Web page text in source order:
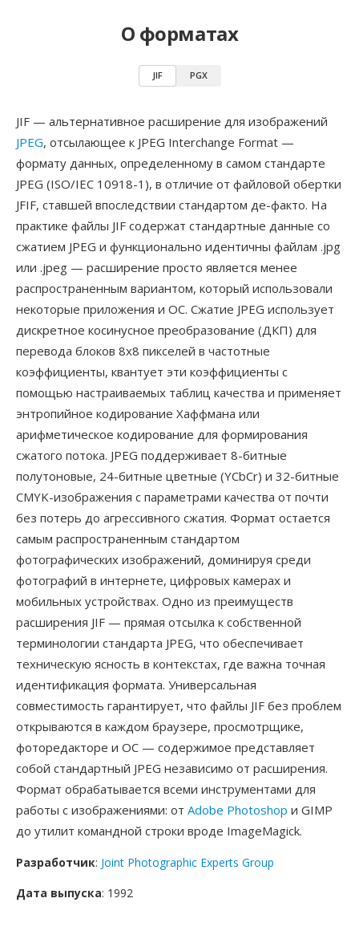
О форматах
JIF PGX
JIF — альтернативное расширение для изображений
JPEG, отсылающее к JPEG Interchange Format —
формату данных, определенному в самом стандарте
JPEG (ISO/IEC 10918-1), в отличие от файловой обертки
JFIF, ставшей впоследствии стандартом де-факто. На
практике файлы JIF содержат стандартные данные со
сжатием JPEG и функционально идентичны файлам .jpg
или .jpeg — расширение просто является менее
распространенным вариантом, который использовали
некоторые приложения и ОС. Сжатие JPEG использует
дискретное косинусное преобразование (ДКП) для
перевода блоков 8x8 пикселей в частотные
коэффициенты, квантует эти коэффициенты с
помощью настраиваемых таблиц качества и применяет
энтропийное кодирование Хаффмана или
арифметическое кодирование для формирования
сжатого потока. JPEG поддерживает 8-битные
полутоновые, 24-битные цветные (YCbCr) и 32-битные
CMYK-изображения с параметрами качества от почти
без потерь до агрессивного сжатия. Формат остается
самым распространенным стандартом
фотографических изображений, доминируя среди
фотографий в интернете, цифровых камерах и
мобильных устройствах. Одно из преимуществ
расширения JIF — прямая отсылка к собственной
терминологии стандарта JPEG, что обеспечивает
техническую ясность в контекстах, где важна точная
идентификация формата. Универсальная
совместимость гарантирует, что файлы JIF без проблем
открываются в каждом браузере, просмотрщике,
фоторедакторе и ОС — содержимое представляет
собой стандартный JPEG независимо от расширения.
Формат обрабатывается всеми инструментами для
работы с изображениями: от Adobe Photoshop и GIMP
до утилит командной строки вроде ImageMagick.
Разработчик: Joint Photographic Experts Group
Дата выпуска: 1992